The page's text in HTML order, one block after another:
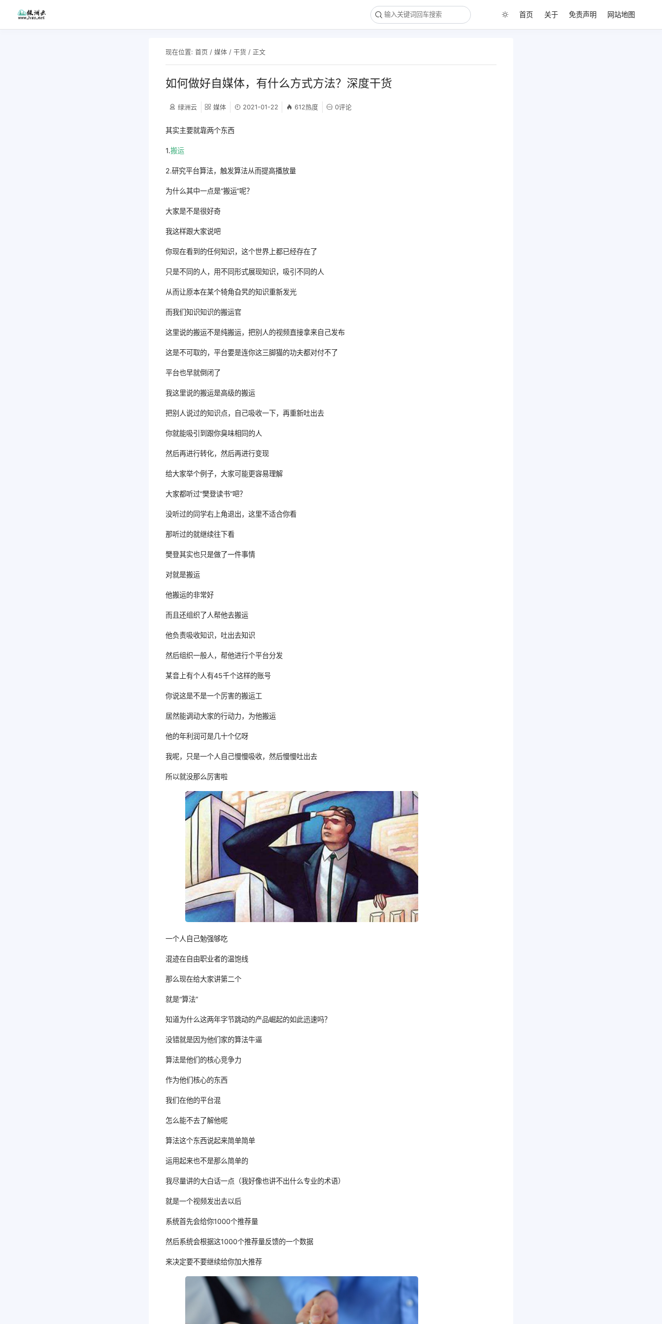
首页 关于 免责声明 网站地图
现在位置:首页 /媒体 /干货 / 正文
如何做好自媒体，有什么方式方法？深度干货
绿洲云 媒体 2021-01-22 612热度 0评论
其实主要就靠两个东西
1.搬运
2.研究平台算法，触发算法从而提高播放量
为什么其中一点是“搬运”呢？
大家是不是很好奇
我这样跟大家说吧
你现在看到的任何知识，这个世界上都已经存在了
只是不同的人，用不同形式展现知识，吸引不同的人
从而让原本在某个犄角旮旯的知识重新发光
而我们知识知识的搬运官
这里说的搬运不是纯搬运，把别人的视频直接拿来自己发布
这是不可取的，平台要是连你这三脚猫的功夫都对付不了
平台也早就倒闭了
我这里说的搬运是高级的搬运
把别人说过的知识点，自己吸收一下，再重新吐出去
你就能吸引到跟你臭味相同的人
然后再进行转化，然后再进行变现
给大家举个例子，大家可能更容易理解
大家都听过“樊登读书”吧？
没听过的同学右上角退出，这里不适合你看
那听过的就继续往下看
樊登其实也只是做了一件事情
对就是搬运
他搬运的非常好
而且还组织了人帮他去搬运
他负责吸收知识，吐出去知识
然后组织一般人，帮他进行个平台分发
某音上有个人有45千个这样的账号
你说这是不是一个厉害的搬运工
居然能调动大家的行动力，为他搬运
他的年利润可是几十个亿呀
我呢，只是一个人自己慢慢吸收，然后慢慢吐出去
所以就没那么厉害啦
一个人自己勉强够吃
混迹在自由职业者的温饱线
那么现在给大家讲第二个
就是“算法”
知道为什么这两年字节跳动的产品崛起的如此迅速吗？
没错就是因为他们家的算法牛逼
算法是他们的核心竞争力
作为他们核心的东西
我们在他的平台混
怎么能不去了解他呢
算法这个东西说起来简单简单
运用起来也不是那么简单的
我尽量讲的大白话一点（我好像也讲不出什么专业的术语）
就是一个视频发出去以后
系统首先会给你1000个推荐量
然后系统会根据这1000个推荐量反馈的一个数据
来决定要不要继续给你加大推荐